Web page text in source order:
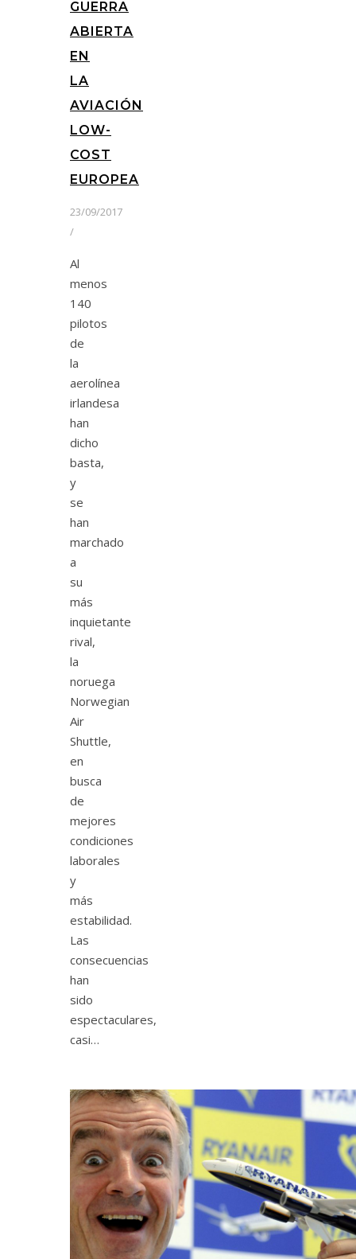
GUERRA
ABIERTA
EN
LA
AVIACIÓN
LOW-
COST
EUROPEA
23/09/2017
/
Al
menos
140
pilotos
de
la
aerolínea
irlandesa
han
dicho
basta,
y
se
han
marchado
a
su
más
inquietante
rival,
la
noruega
Norwegian
Air
Shuttle,
en
busca
de
mejores
condiciones
laborales
y
más
estabilidad.
Las
consecuencias
han
sido
espectaculares,
casi…